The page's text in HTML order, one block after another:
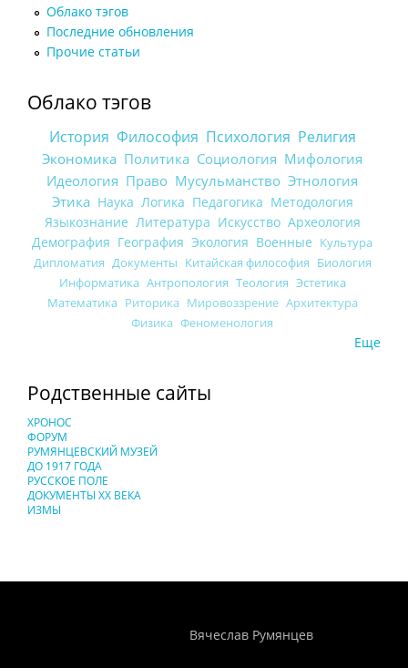
Облако тэгов
Последние обновления
Прочие статьи
Облако тэгов
История Философия Психология Религия
Экономика Политика Социология Мифология
Идеология Право Мусульманство Этнология
Этика Наука Логика Педагогика Методология
Языкознание Литература Искусство Археология
Демография География Экология Военные Культура
Дипломатия Документы Китайская философия Биология
Информатика Антропология Теология Эстетика
Математика Риторика Мировоззрение Архитектура
Физика Феноменология
Еще
Родственные сайты
ХРОНОС
ФОРУМ
РУМЯНЦЕВСКИЙ МУЗЕЙ
ДО 1917 ГОДА
РУССКОЕ ПОЛЕ
ДОКУМЕНТЫ XX ВЕКА
ИЗМЫ
Вячеслав Румянцев